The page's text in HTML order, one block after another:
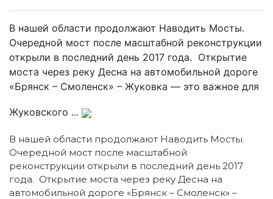
В нашей области продолжают Наводить Мосты.
Очередной мост после масштабной реконструкции
открыли в последний день 2017 года. Открытие
моста через реку Десна на автомобильной дороге
«Брянск – Смоленск» – Жуковка — это важное для
Жуковского ...
В нашей области продолжают Наводить Мосты.
Очередной мост после масштабной
реконструкции открыли в последний день 2017
года. Открытие моста через реку Десна на
автомобильной дороге «Брянск – Смоленск» –